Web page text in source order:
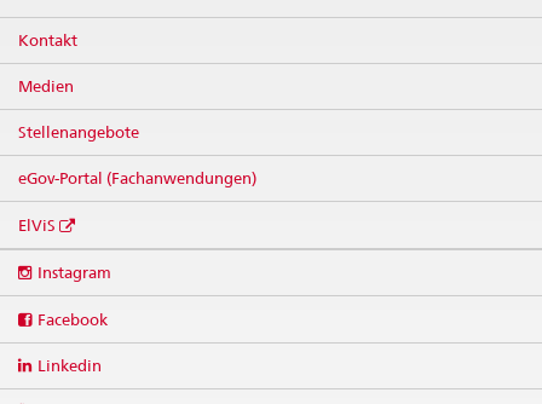
Kontakt
Medien
Stellenangebote
eGov-Portal (Fachanwendungen)
ElViS
media
Instagram
Facebook
Linkedin